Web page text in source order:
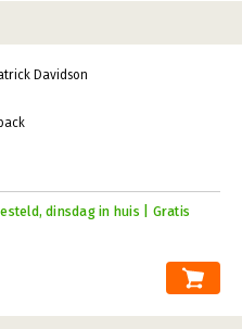
Davidson
dinsdag in huis | Gratis